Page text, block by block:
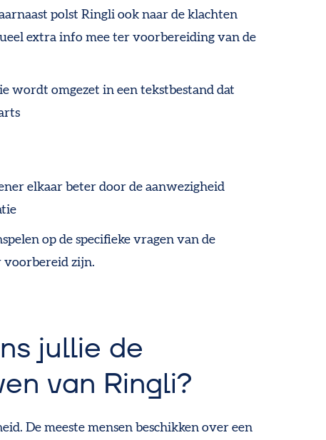
polst Ringli ook naar de klachten
extra info mee ter voorbereiding van de
wordt omgezet in een tekstbestand dat
elkaar beter door de aanwezigheid
op de specifieke vragen van de
voorbereid zijn.
jullie de
van Ringli?
De meeste mensen beschikken over een